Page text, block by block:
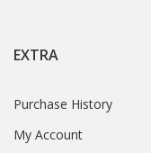
EXTRA
Purchase History
My Account